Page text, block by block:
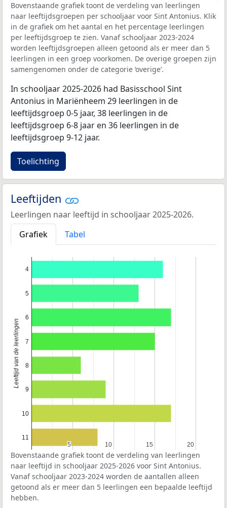
Bovenstaande grafiek toont de verdeling van leerlingen
naar leeftijdsgroepen per schooljaar voor Sint Antonius. Klik
in de grafiek om het aantal en het percentage leerlingen
per leeftijdsgroep te zien. Vanaf schooljaar 2023-2024
worden leeftijdsgroepen alleen getoond als er meer dan 5
leerlingen in een groep voorkomen. De overige groepen zijn
samengenomen onder de categorie ‘overige’.
In schooljaar 2025-2026 had Basisschool Sint
Antonius in Mariënheem 29 leerlingen in de
leeftijdsgroep 0-5 jaar, 38 leerlingen in de
leeftijdsgroep 6-8 jaar en 36 leerlingen in de
leeftijdsgroep 9-12 jaar.
Toelichting
Leeftijden
Leerlingen naar leeftijd in schooljaar 2025-2026.
Grafiek
Tabel
5
5 10
10 15
15 20
20
4
5
6
7
8
9
10
11
Leeftijd van de leerlingen
Bovenstaande grafiek toont de verdeling van leerlingen
naar leeftijd in schooljaar 2025-2026 voor Sint Antonius.
Vanaf schooljaar 2023-2024 worden de aantallen alleen
getoond als er meer dan 5 leerlingen een bepaalde leeftijd
hebben.